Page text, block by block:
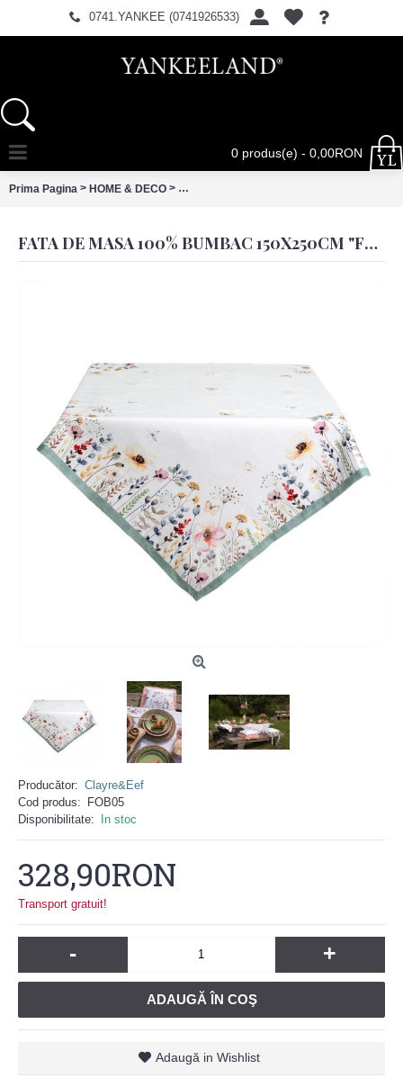
0741.YANKEE (0741926533)
0 produs(e) - 0,00RON
Prima Pagina > HOME & DECO > Fata de masa 100% bumbac 150x250cm
FATA DE MASA 100% BUMBAC 150X250CM "FLOWERBOMB", CLAYRE & EEF
Producător: Clayre&Eef
Cod produs:
FOB05
Disponibilitate:
In stoc
328,90RON
Transport gratuit!
- +
ADAUGĂ ÎN COŞ
Adaugă in Wishlist